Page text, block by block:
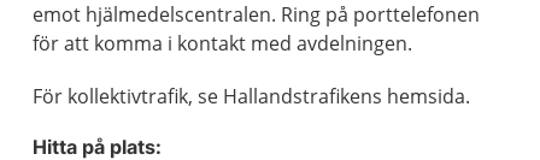
emot hjälmedelscentralen. Ring på porttelefonen
för att komma i kontakt med avdelningen.
För kollektivtrafik, se Hallandstrafikens hemsida.
Hitta på plats: